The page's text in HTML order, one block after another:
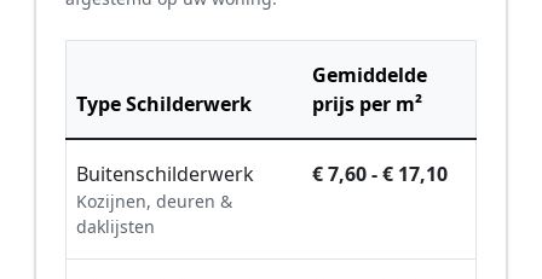
Type Schilderwerk
Gemiddelde
prijs per m²
Buitenschilderwerk
Kozijnen, deuren &
daklijsten
€ 7,60 - € 17,10